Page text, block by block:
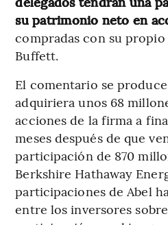
su patrimonio neto en
compradas con su propio
Buffett.
El comentario se
adquiriera unos 68
acciones de la firma a
meses después de que
participación de 870
Berkshire Hathaway
participaciones de Abel
entre los inversores